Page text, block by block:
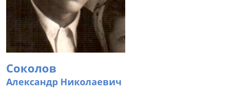
Соколов
Александр Николаевич